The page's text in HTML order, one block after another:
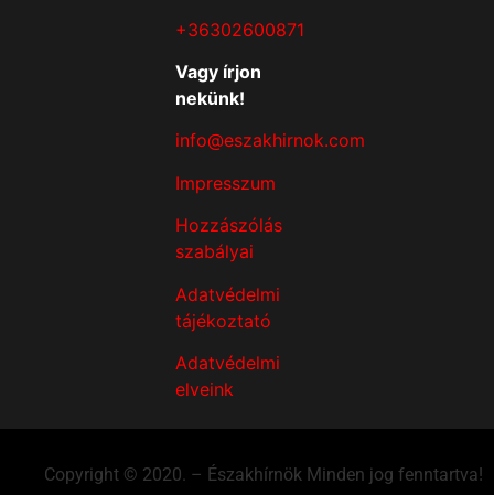
+36302600871
Vagy írjon
nekünk!
info@eszakhirnok.com
Impresszum
Hozzászólás
szabályai
Adatvédelmi
tájékoztató
Adatvédelmi
elveink
Copyright © 2020. – Északhírnök Minden jog fenntartva!